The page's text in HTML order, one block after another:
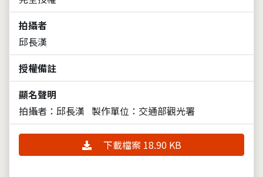
拍攝者
邱長漢
授權備註
顯名聲明
拍攝者：邱長漢 製作單位：交通部觀光署
下載檔案 18.90 KB